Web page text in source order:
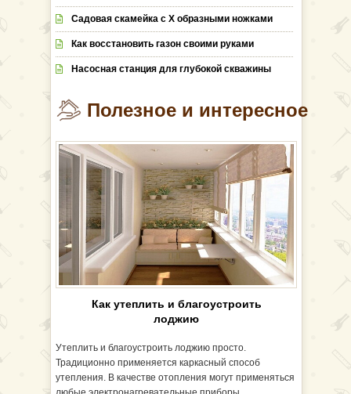
Садовая скамейка с Х образными ножками
Как восстановить газон своими руками
Насосная станция для глубокой скважины
Полезное и интересное
Как утеплить и благоустроить
лоджию
Утеплить и благоустроить лоджию просто.
Традиционно применяется каркасный способ
утепления. В качестве отопления могут применяться